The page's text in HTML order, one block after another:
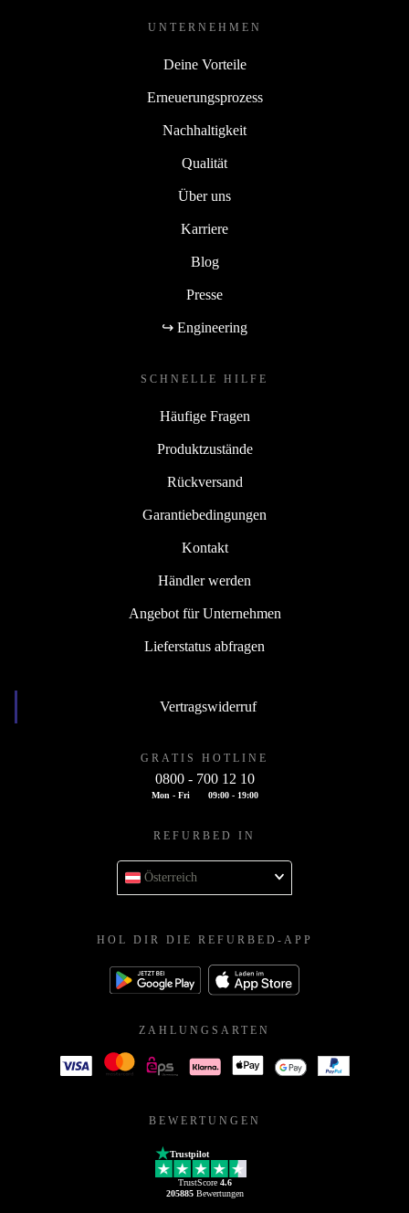
UNTERNEHMEN
Deine Vorteile
Erneuerungsprozess
Nachhaltigkeit
Qualität
Über uns
Karriere
Blog
Presse
↪ Engineering
SCHNELLE HILFE
Häufige Fragen
Produktzustände
Rückversand
Garantiebedingungen
Kontakt
Händler werden
Angebot für Unternehmen
Lieferstatus abfragen
Vertragswiderruf
GRATIS HOTLINE
0800 - 700 12 10
Mon - Fri 09:00 - 19:00
REFURBED IN
Österreich
HOL DIR DIE REFURBED-APP
ZAHLUNGSARTEN
BEWERTUNGEN
Trustpilot
TrustScore 4.6
205885Bewertungen